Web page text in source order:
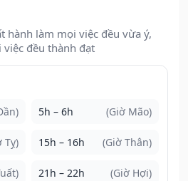
hành làm mọi việc đều vừa ý,
đều thành đạt
5h – 6h (Giờ Mão)
Tỵ) 15h – 16h (Giờ Thân)
21h – 22h (Giờ Hợi)